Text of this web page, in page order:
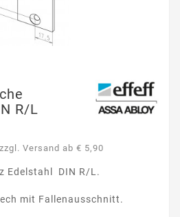
R/L
Versand ab € 5,90
Edelstahl DIN R/L.
mit Fallenausschnitt.